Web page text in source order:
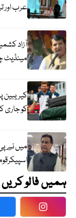
عرب اور
آزاد
مینڈیٹ
کو جاری
میں نے
ہمیں فالو کریں